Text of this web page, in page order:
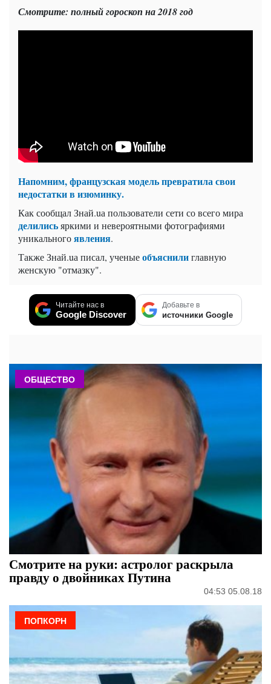
Смотрите: полный гороскоп на 2018 год
Напомним, французская модель превратила свои
недостатки в изюминку.
Как сообщал Знай.uа пользователи сети со всего мира
делилисьяркими и невероятными фотографиями
уникальногоявления.
Также Знай.uа писал, ученыеобъяснилиглавную
женскую "отмазку".
Читайте нас в
Google Discover
Добавьте в
источники Google
ОБЩЕСТВО
Смотрите на руки: астролог раскрыла
правду о двойниках Путина
04:53 05.08.18
ПОПКОРН